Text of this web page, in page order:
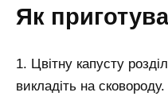
Як
1. Цвітну капусту
викладіть на